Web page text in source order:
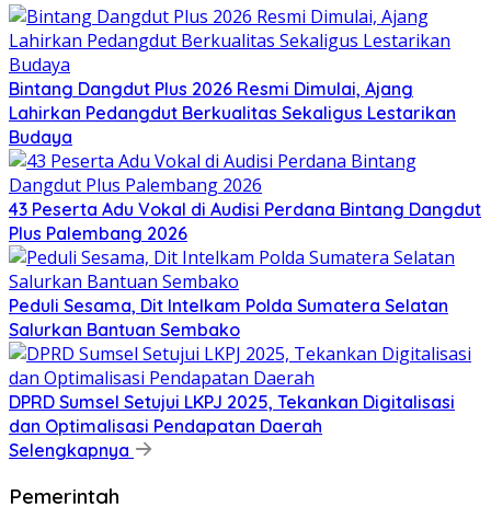
Bintang Dangdut Plus 2026 Resmi Dimulai, Ajang
Lahirkan Pedangdut Berkualitas Sekaligus Lestarikan
Budaya
43 Peserta Adu Vokal di Audisi Perdana Bintang Dangdut
Plus Palembang 2026
Peduli Sesama, Dit Intelkam Polda Sumatera Selatan
Salurkan Bantuan Sembako
DPRD Sumsel Setujui LKPJ 2025, Tekankan Digitalisasi
dan Optimalisasi Pendapatan Daerah
Selengkapnya
Pemerintah